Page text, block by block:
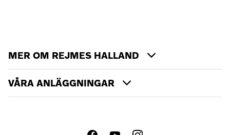
MER OM REJMES HALLAND
VÅRA ANLÄGGNINGAR